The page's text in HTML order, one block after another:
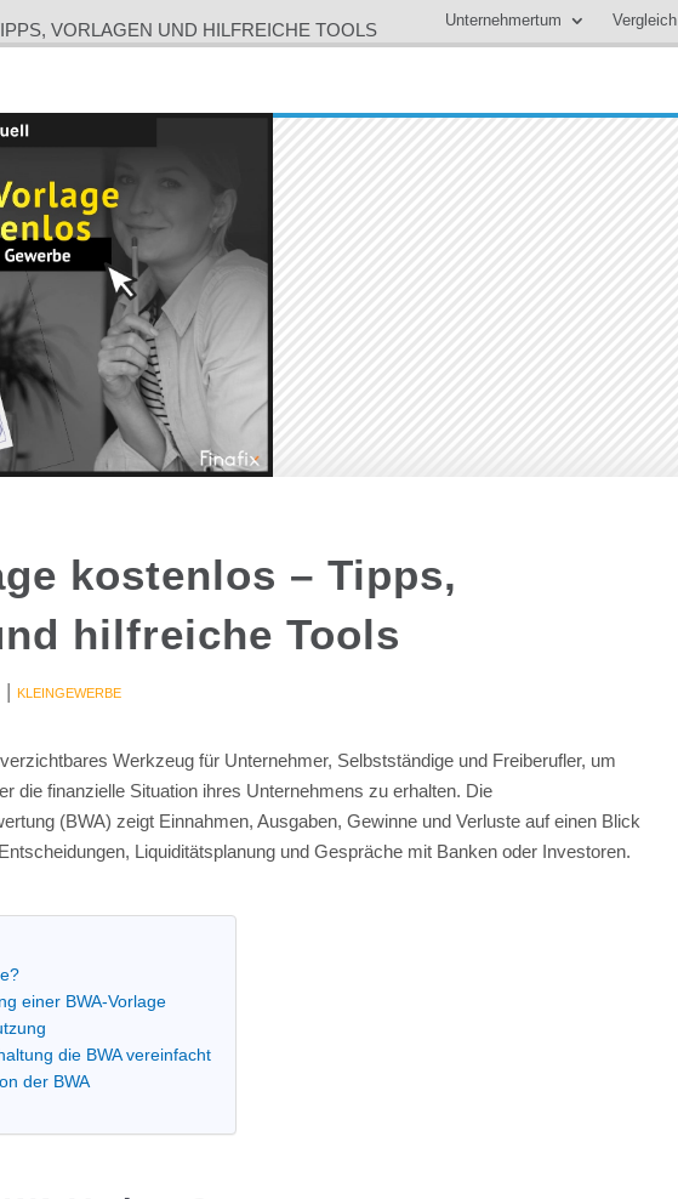
VORLAGEN UND HILFREICHE TOOLS Unternehmertum Vergleich
kostenlos – Tipps,
hilfreiche Tools
|KLEINGEWERBE
Werkzeug für Unternehmer, Selbstständige und Freiberufler, um
die finanzielle Situation ihres Unternehmens zu erhalten. Die
(BWA) zeigt Einnahmen, Ausgaben, Gewinne und Verluste auf einen Blick
Liquiditätsplanung und Gespräche mit Banken oder Investoren.
einer BWA-Vorlage
die BWA vereinfacht
der BWA